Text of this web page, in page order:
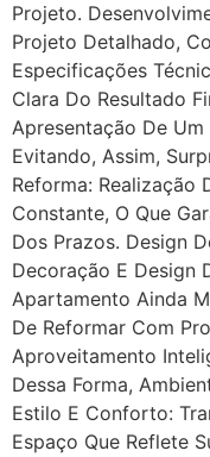
Projeto.
Projeto Detalhado,
Especificações
Clara Do Resultado
Apresentação De
Evitando, Assim,
Reforma: Realização
Constante, O Que
Dos Prazos. Design
Decoração E Design
Apartamento Ainda
De Reformar Com
Aproveitamento
Dessa Forma,
Estilo E Conforto:
Espaço Que Reflete